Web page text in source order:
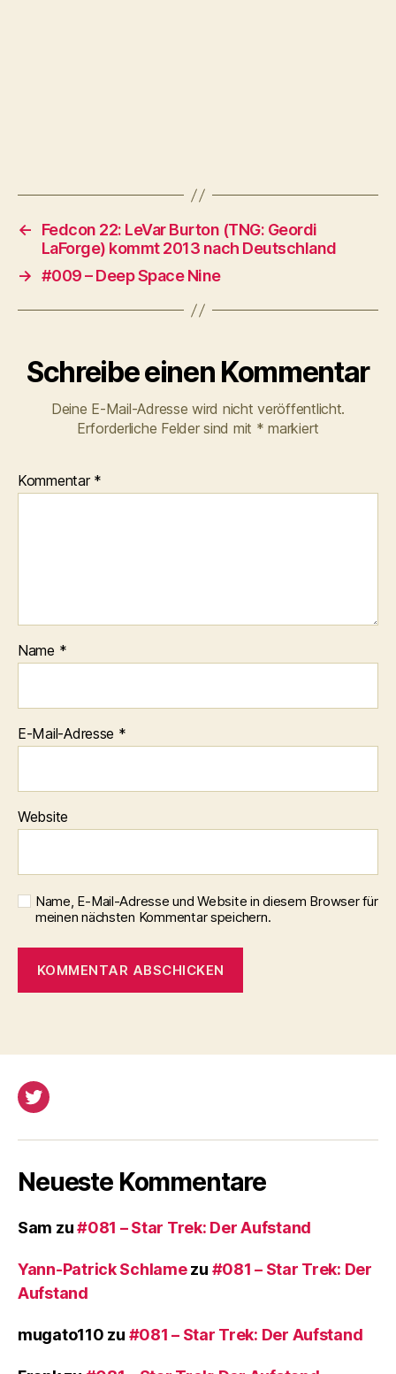
←
Fedcon 22: LeVar Burton (TNG: Geordi
LaForge) kommt 2013 nach Deutschland
→ #009 – Deep Space Nine
Schreibe einen Kommentar
Deine E-Mail-Adresse wird nicht veröffentlicht.
Erforderliche Felder sind mit * markiert
Kommentar *
Name *
E-Mail-Adresse *
Website
Name, E-Mail-Adresse und Website in diesem Browser für
meinen nächsten Kommentar speichern.
Twitter
Neueste Kommentare
Sam zu#081 – Star Trek: Der Aufstand
Yann-Patrick Schlamezu #081 – Star Trek: Der
Aufstand
mugato110 zu #081 – Star Trek: Der Aufstand